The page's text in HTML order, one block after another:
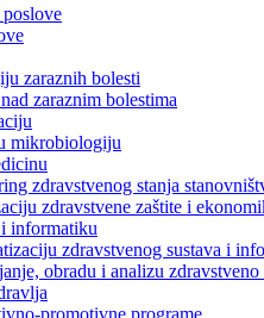
zaraznih bolesti
zaraznim bolestima
mikrobiologiju
zdravstvenog stanja
zdravstvene zaštite i
informatiku
zdravstvenog sustava i
obradu i analizu zdravstveno
promotivne programe